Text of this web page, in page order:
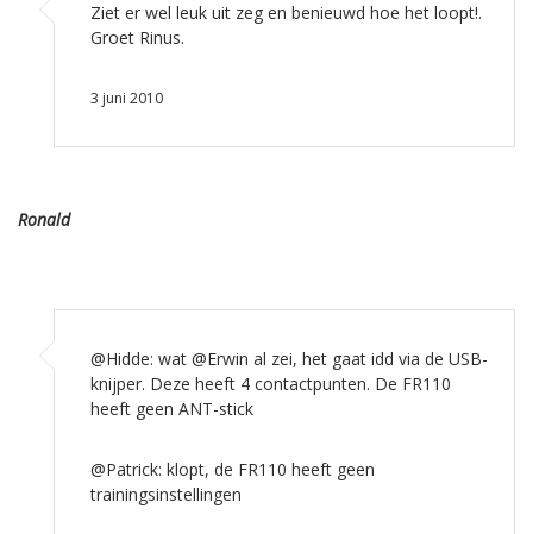
Ziet er wel leuk uit zeg en benieuwd hoe het loopt!.
Groet Rinus.
3 juni 2010
Ronald
@Hidde: wat @Erwin al zei, het gaat idd via de USB-
knijper. Deze heeft 4 contactpunten. De FR110
heeft geen ANT-stick
@Patrick: klopt, de FR110 heeft geen
trainingsinstellingen